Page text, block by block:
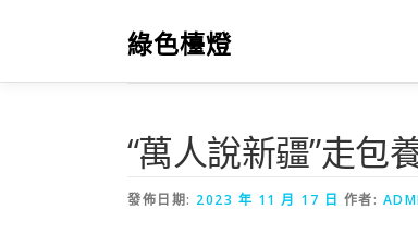
要
綠色檯燈
“萬人說新疆”走包
發佈日期: 2023 年 11 月 17 日 作者: